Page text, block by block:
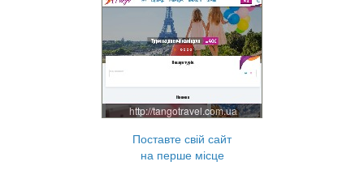
http://tangotravel.com.ua
Поставте свій сайт
на перше місце